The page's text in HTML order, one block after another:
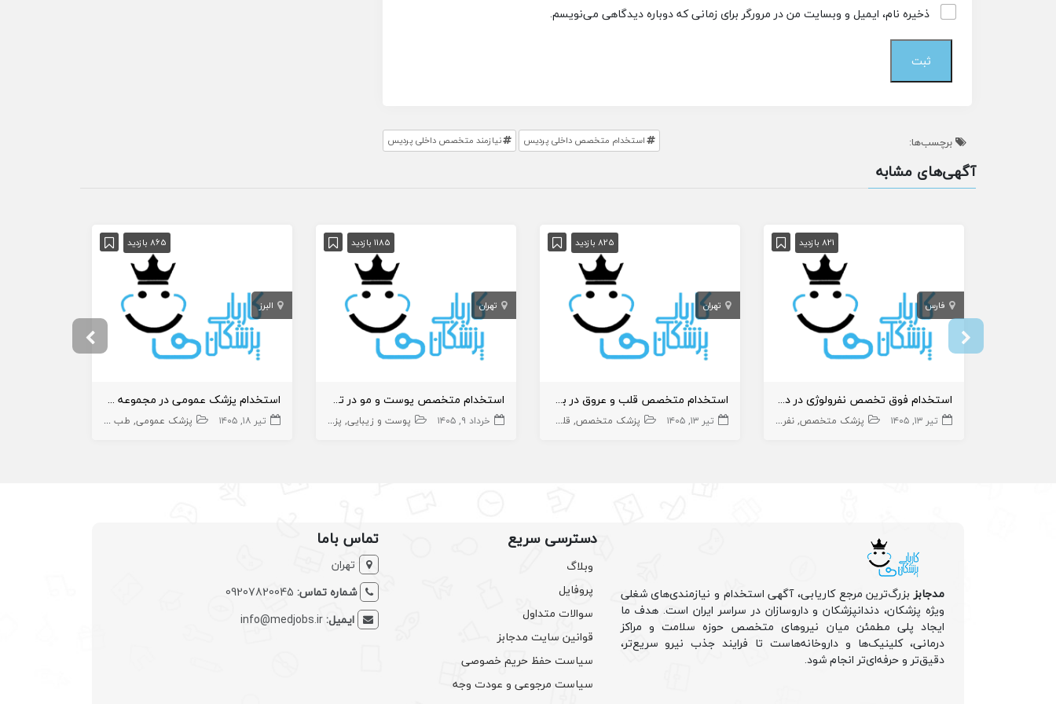
ذخیره نام، ایمیل و وبسایت من در مرورگر برای زمانی که دوباره دیدگاهی می‌نویسم.
برچسب‌ها: استخدام متخصص داخلی پردیس نیازمند متخصص داخلی پردیس
آگهی‌های مشابه
821 بازدید
فارس
استخدام فوق تخصص نفرولوژی در درمانگاه
تیر ۱۳, ۱۴۰۵ پزشک متخصص نفرولوژی
825 بازدید
تهران
استخدام متخصص قلب و عروق در بیمارستان بومهن
تیر ۱۳, ۱۴۰۵ پزشک متخصص قلب و عروق
1185 بازدید
تهران
استخدام متخصص پوست و مو در تهران
خرداد ۹, ۱۴۰۵ پوست و زیبایی پزشک متخصص پزشک عمومی پوست پوست پزشک متخصص پوست
865 بازدید
البرز
استخدام پزشک عمومی در مجموعه طب سنتی
تیر ۱۸, ۱۴۰۵ پزشک عمومی طب سنتی
مدجابزبزرگ‌ترین مرجع کاریابی، آگهی استخدام و نیازمندی‌های شغلی
ویژه پزشکان، دندانپزشکان و داروسازان در سراسر ایران است. هدف ما
ایجاد پلی مطمئن میان نیروهای متخصص حوزه سلامت و مراکز
درمانی، کلینیک‌ها و داروخانه‌هاست تا فرایند جذب نیرو سریع‌تر،
دقیق‌تر و حرفه‌ای‌تر انجام شود.
دسترسی سریع
وبلاگ
پروفایل
سوالات متداول
قوانین سایت مدجابز
سیاست حفظ حریم خصوصی
سیاست مرجوعی و عودت وجه
تماس باما
تهران
شماره تماس: 09207820045
ایمیل:info@medjobs.ir